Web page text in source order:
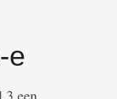
e
3 een